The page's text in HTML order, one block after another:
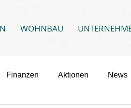
WOHNBAU
Finanzen Aktionen News